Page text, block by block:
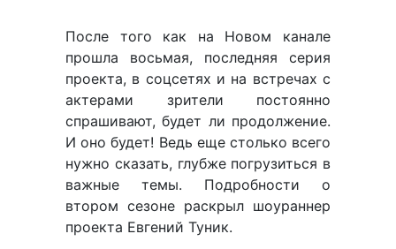
После того как на Новом канале
прошла восьмая, последняя серия
проекта, в соцсетях и на встречах с
актерами зрители постоянно
спрашивают, будет ли продолжение.
И оно будет! Ведь еще столько всего
нужно сказать, глубже погрузиться в
важные темы. Подробности о
втором сезоне раскрыл шоураннер
проекта Евгений Туник.